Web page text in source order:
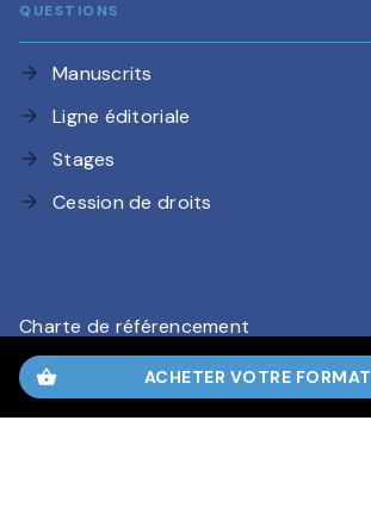
shopping_basket ACHETER VOTRE FORMAT
QUESTIONS
arrow_forward Manuscrits
arrow_forward Ligne éditoriale
arrow_forward Stages
arrow_forward Cession de droits
Charte de référencement
CGU
Charte des Données Personnelles